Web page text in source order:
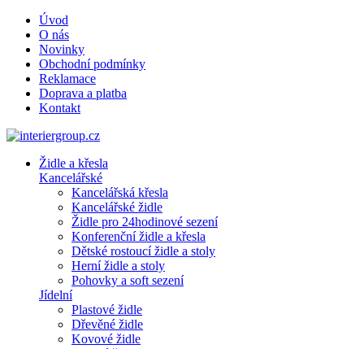
Úvod
O nás
Novinky
Obchodní podmínky
Reklamace
Doprava a platba
Kontakt
Židle a křesla
Kancelářské
Kancelářská křesla
Kancelářské židle
Židle pro 24hodinové sezení
Konferenční židle a křesla
Dětské rostoucí židle a stoly
Herní židle a stoly
Pohovky a soft sezení
Jídelní
Plastové židle
Dřevěné židle
Kovové židle